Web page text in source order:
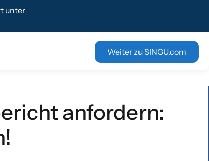
unter
Weiter zu SINGU.com
anfordern: